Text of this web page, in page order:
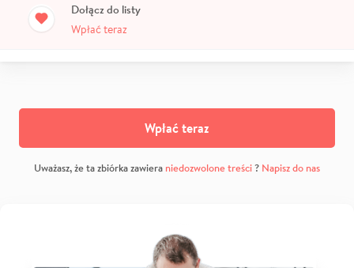
Dołącz do listy
Wpłać teraz
Wpłać teraz
Uważasz, że ta zbiórka zawiera niedozwolone treści? Napisz do nas